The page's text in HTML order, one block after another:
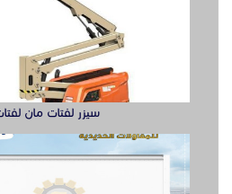
تصنيع صناديق وهياكل
ابواب حديد ليزر او